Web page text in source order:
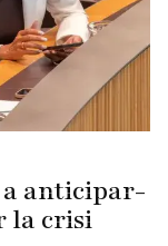
anticipar-
la crisi